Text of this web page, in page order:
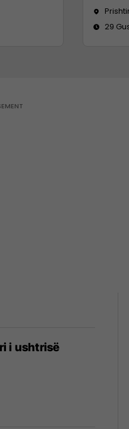
29
i ushtrisë